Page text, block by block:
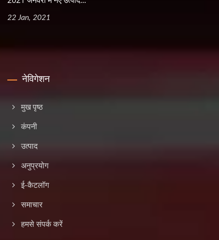
22 Jan, 2021
नेविगेशन
मुख पृष्ठ
कंपनी
उत्पाद
अनुप्रयोग
ई-कैटलॉग
समाचार
हमसे संपर्क करें